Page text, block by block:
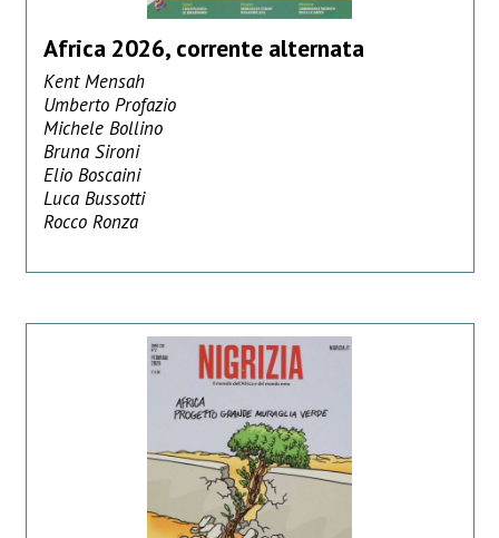
Africa 2026, corrente alternata
Kent Mensah
Umberto Profazio
Michele Bollino
Bruna Sironi
Elio Boscaini
Luca Bussotti
Rocco Ronza